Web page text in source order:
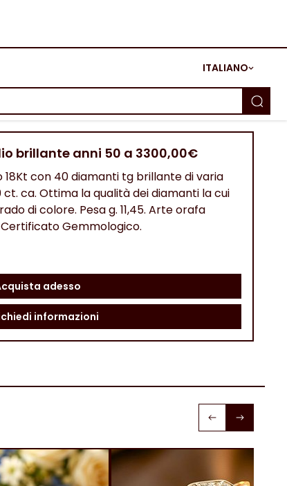
ITALIANO
brillante anni 50 a 3300,00€
con 40 diamanti tg brillante di varia
ca. Ottima la qualità dei diamanti la cui
di colore. Pesa g. 11,45. Arte orafa
Gemmologico.
adesso
informazioni